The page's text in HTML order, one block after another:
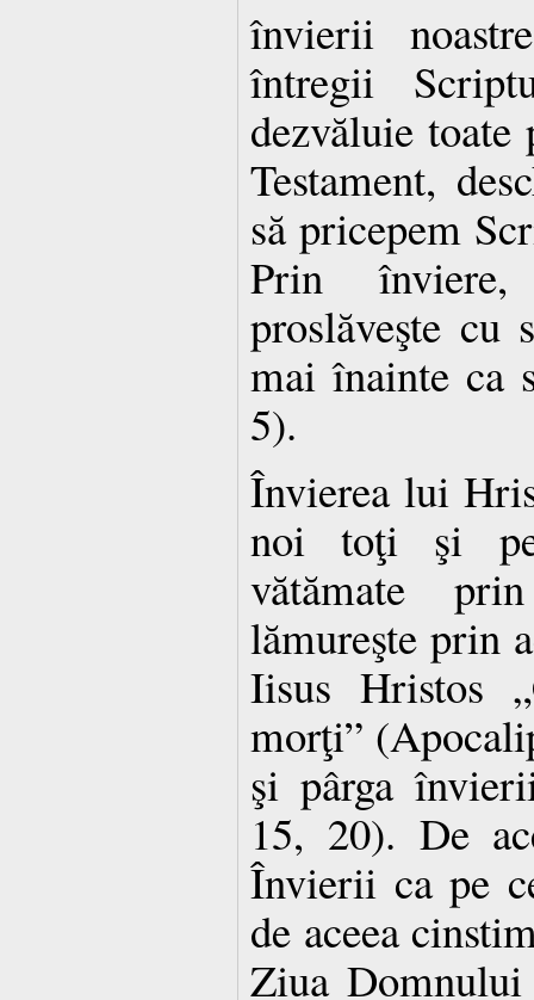
învierii
întregii
dezvăluie
Testament,
să pricepem
Prin
proslăveşte cu
mai înainte ca
5).
Învierea lui
noi toţi şi
vătămate
lămureşte prin
Iisus Hristos
morţi”
şi pârga
15, 20). De
Învierii ca pe
de aceea
Ziua